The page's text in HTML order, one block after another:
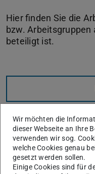
Hier finden Sie die
bzw. Arbeitsgruppen
beteiligt ist.
derzeitige
Wir möchten die
dieser Webseite an Ihre
verwenden wir sog.
welche Cookies genau
gesetzt werden sollen.
Einige Cookies sind für